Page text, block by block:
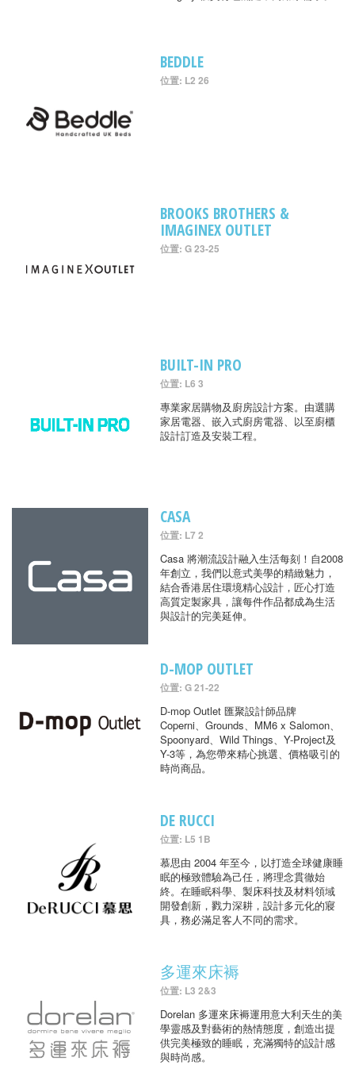
BEDDLE
位置: L2 26
BROOKS BROTHERS &
IMAGINEX OUTLET
位置: G 23-25
BUILT-IN PRO
位置: L6 3
專業家居購物及廚房設計方案。由選購
家居電器、嵌入式廚房電器、以至廚櫃
設計訂造及安裝工程。
CASA
位置: L7 2
Casa 將潮流設計融入生活每刻！自2008
年創立，我們以意式美學的精緻魅力，
結合香港居住環境精心設計，匠心打造
高質定製家具，讓每件作品都成為生活
與設計的完美延伸。
D-MOP OUTLET
位置: G 21-22
D-mop Outlet 匯聚設計師品牌
Coperni、Grounds、MM6 x Salomon、
Spoonyard、Wild Things、Y-Project及
Y-3等，為您帶來精心挑選、價格吸引的
時尚商品。
DE RUCCI
位置: L5 1B
慕思由 2004 年至今，以打造全球健康睡
眠的極致體驗為己任，將理念貫徹始
終。在睡眠科學、製床科技及材料領域
開發創新，戮力深耕，設計多元化的寢
具，務必滿足客人不同的需求。
多運來床褥
位置: L3 2&3
Dorelan 多運來床褥運用意大利天生的美
學靈感及對藝術的熱情態度，創造出提
供完美極致的睡眠，充滿獨特的設計感
與時尚感。